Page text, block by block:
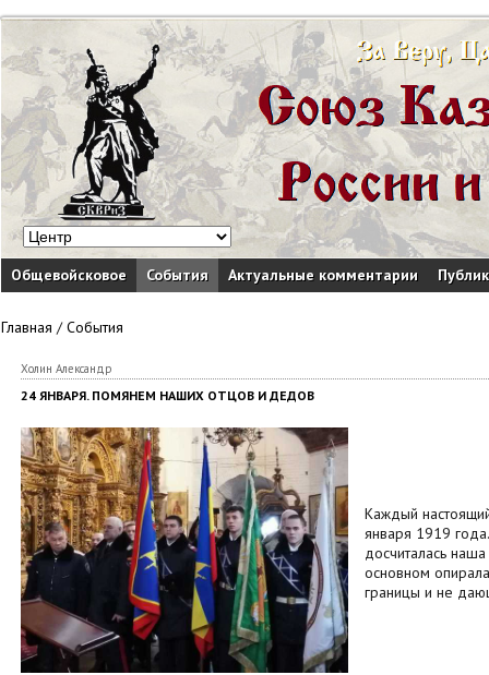
Общевойсковое События Актуальные комментарии
Главная /События
Холин Александр
24 ЯНВАРЯ. ПОМЯНЕМ НАШИХ ОТЦОВ И ДЕДОВ
Каждый
января 1919
досчиталась
основном
границы и не